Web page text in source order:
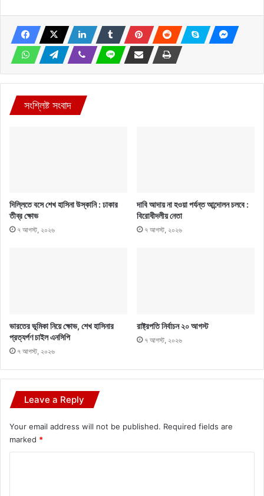
সংশ্লিষ্ট সংবাদ
দিল্লিতে বসে শেখ হাসিনা উস্কানি : ঢাকার
তীব্র ক্ষোভ
৭ আগস্ট, ২০২৬
দাবি আদায় না হওয়া পর্যন্ত আন্দোলন চলবে :
বিরোধীদলীয় নেতা
৭ আগস্ট, ২০২৬
ভারতের ভূমিকা নিয়ে ক্ষোভ, শেখ হাসিনার
প্রত্যর্পণ চাইল এনসিপি
৭ আগস্ট, ২০২৬
রাষ্ট্রপতি নির্বাচন ২০ আগস্ট
৭ আগস্ট, ২০২৬
Leave a Reply
Your email address will not be published. Required fields are
marked *